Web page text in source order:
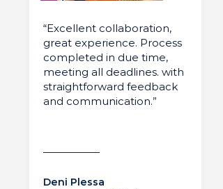
“Excellent collaboration,
great experience. Process
completed in due time,
meeting all deadlines. with
straightforward feedback
and communication.”
Deni Plessa